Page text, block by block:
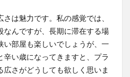
は魅力です。私の感覚では、
なんですが、長期に滞在する場
い部屋も楽しいでしょうが、一
辛い歳になってきますと、プラ
広さがどうしても欲しく思いま